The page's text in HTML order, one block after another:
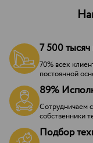
7 500
70% всех
постоянной
89%
Сотрудничаем
собственники
Подбор